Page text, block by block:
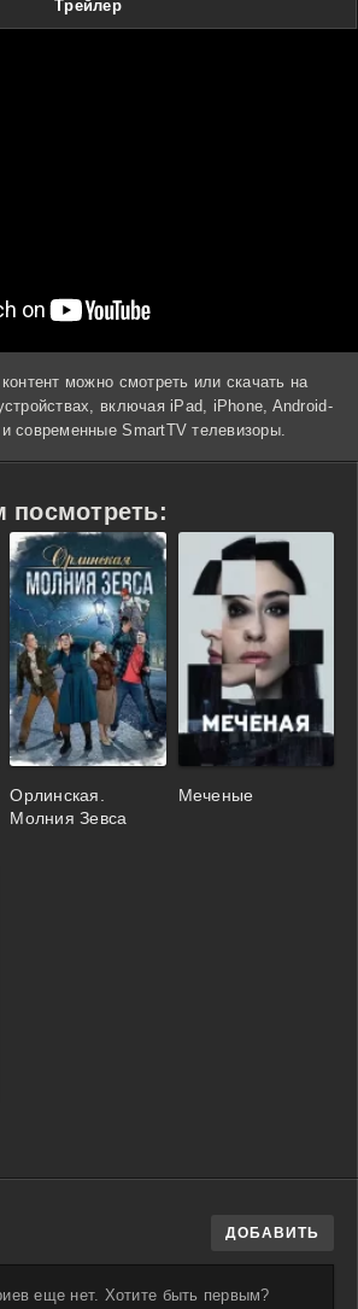
Трейлер
можно смотреть или скачать на
включая iPad, iPhone, Android-
современные SmartTV телевизоры.
посмотреть:
Орлинская.
Молния Зевса
Меченые
ДОБАВИТЬ
еще нет. Хотите быть первым?